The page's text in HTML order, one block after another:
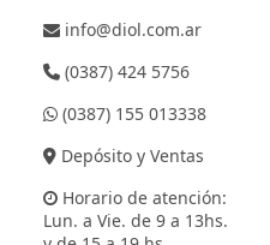
info@diol.com.ar
(0387) 424 5756
(0387) 155 013338
Depósito y Ventas
Horario de atención:
Lun. a Vie. de 9 a 13hs.